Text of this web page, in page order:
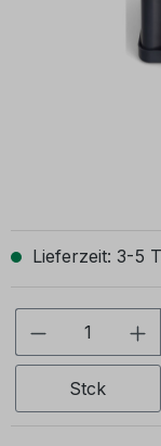
Lieferzeit: 3-5
Produkt
Stck